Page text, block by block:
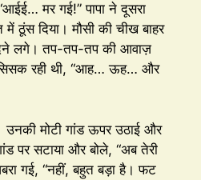
मर गई!” पापा ने दूसरा
ठूंस दिया। मौसी की चीख बाहर
लगे। तप-तप-तप की आवाज़
रही थी, “आह… ऊह… और
उनकी मोटी गांड ऊपर उठाई और
पर सटाया और बोले, “अब तेरी
गई, “नहीं, बहुत बड़ा है। फट